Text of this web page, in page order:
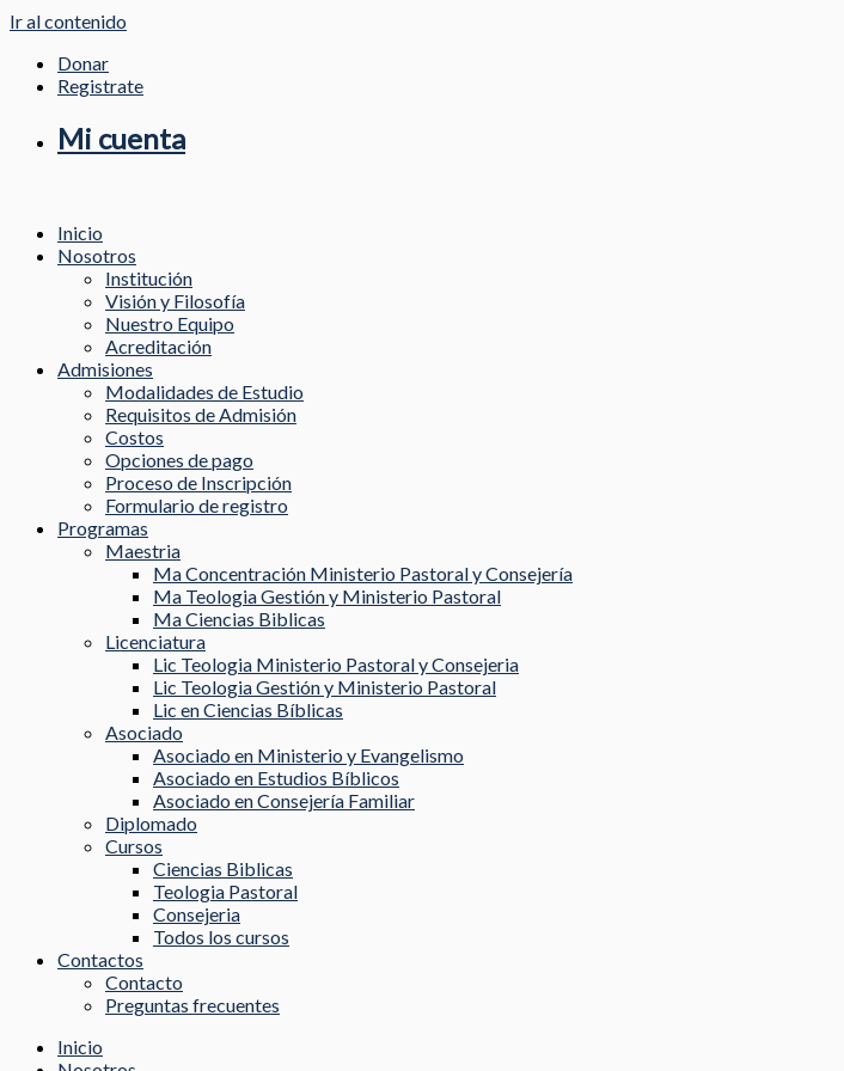
Ir al contenido
Donar
Registrate
Mi cuenta
Inicio
Nosotros
Institución
Visión y Filosofía
Nuestro Equipo
Acreditación
Admisiones
Modalidades de Estudio
Requisitos de Admisión
Costos
Opciones de pago
Proceso de Inscripción
Formulario de registro
Programas
Maestria
Ma Concentración Ministerio Pastoral y Consejería
Ma Teologia Gestión y Ministerio Pastoral
Ma Ciencias Biblicas
Licenciatura
Lic Teologia Ministerio Pastoral y Consejeria
Lic Teologia Gestión y Ministerio Pastoral
Lic en Ciencias Bíblicas
Asociado
Asociado en Ministerio y Evangelismo
Asociado en Estudios Bíblicos
Asociado en Consejería Familiar
Diplomado
Cursos
Ciencias Biblicas
Teologia Pastoral
Consejeria
Todos los cursos
Contactos
Contacto
Preguntas frecuentes
Inicio